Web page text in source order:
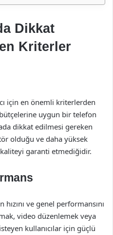
Dikkat
Kriterler
için en önemli kriterlerden
uygun bir telefon
dikkat edilmesi gereken
olduğu ve daha yüksek
garanti etmediğidir.
ve genel performansını
video düzenlemek veya
kullanıcılar için güçlü